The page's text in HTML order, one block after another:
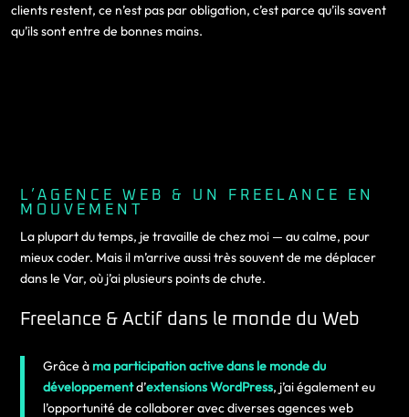
clients restent, ce n’est pas par obligation, c’est parce qu’ils savent
qu’ils sont entre de bonnes mains.
L’AGENCE WEB & UN FREELANCE EN
MOUVEMENT
La plupart du temps, je travaille de chez moi — au calme, pour
mieux coder. Mais il m’arrive aussi très souvent de me déplacer
dans le Var, où j’ai plusieurs points de chute.
Freelance & Actif dans le monde du Web
Grâce à ma participation active dans le monde du
développementd’extensions WordPress, j’ai également eu
l’opportunité de collaborer avec diverses agences web